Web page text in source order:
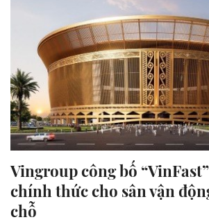
Vingroup công bố
chính thức cho sân vận
chỗ